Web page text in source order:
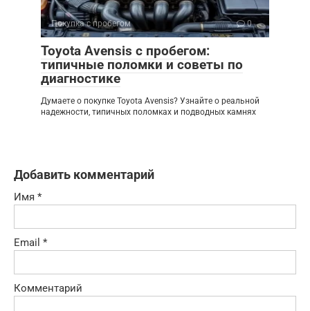
Покупка с пробегом 0
Toyota Avensis с пробегом:
типичные поломки и советы по
диагностике
Думаете о покупке Toyota Avensis? Узнайте о реальной
надежности, типичных поломках и подводных камнях
Добавить комментарий
Имя *
Email *
Комментарий